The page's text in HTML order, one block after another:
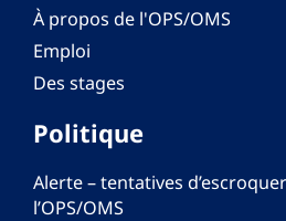
À propos de l'OPS/OMS
Emploi
Des stages
Politique
Alerte – tentatives
l’OPS/OMS